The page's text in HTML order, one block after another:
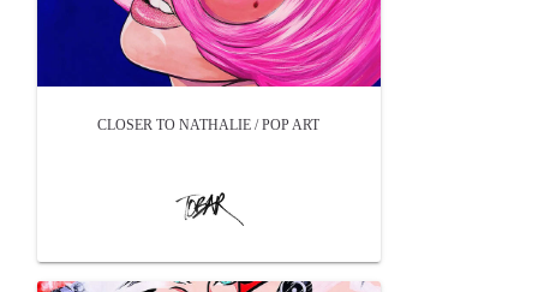
CLOSER TO NATHALIE / POP ART